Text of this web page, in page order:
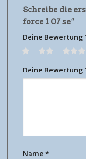
Schreibe die
force 1 07 se“
Deine Bewertung
Deine Bewertung
Name *